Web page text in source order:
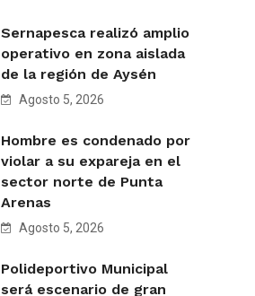
Sernapesca realizó amplio
operativo en zona aislada
de la región de Aysén
Agosto 5, 2026
Hombre es condenado por
violar a su expareja en el
sector norte de Punta
Arenas
Agosto 5, 2026
Polideportivo Municipal
será escenario de gran